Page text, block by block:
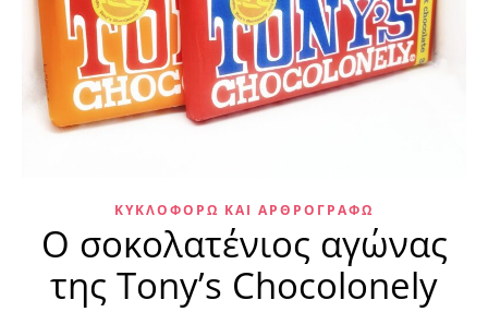
ΚΥΚΛΟΦΟΡΏ ΚΑΙ ΑΡΘΡΟΓΡΑΦΏ
Ο σοκολατένιος αγώνας
της Tony’s Chocolonely